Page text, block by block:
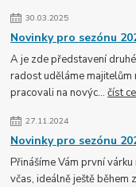
30.03.2025
Novinky pro sezónu
A je zde představení
radost uděláme
pracovali na novýc...číst
27.11.2024
Novinky pro sezónu
Přinášíme Vám první
včas, ideálně ještě během